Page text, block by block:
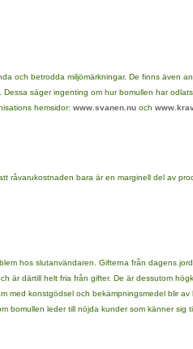
och betrodda miljömärkningar. De finns även
säger ingenting om hur bomullen har
hemsidor: www.svanen.nu och
råvarukostnaden bara är en marginell del av
hos slutanvändaren. Gifterna från dagens
är därtill helt fria från gifter. De är dessutom
med konstgödsel och bekämpningsmedel blir
bomullen leder till nöjda kunder som känner sig